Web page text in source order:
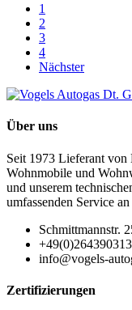
1
2
3
4
Nächster
Über uns
Seit 1973 Lieferant von
Wohnmobile und
und unserem
umfassenden Service
Schmittmannstr.
info@vogels-
Zertifizierungen